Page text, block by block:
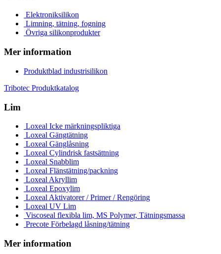
Elektroniksilikon
Limning, tätning, fogning
Övriga silikonprodukter
Mer information
Produktblad industrisilikon
Tribotec Produktkatalog
Lim
Loxeal Icke märkningspliktiga
Loxeal Gängtätning
Loxeal Gänglåsning
Loxeal Cylindrisk fastsättning
Loxeal Snabblim
Loxeal Flänstätning/packning
Loxeal Akryllim
Loxeal Epoxylim
Loxeal Aktivatorer / Primer / Rengöring
Loxeal UV Lim
Viscoseal flexibla lim, MS Polymer, Tätningsmassa
Precote Förbelagd låsning/tätning
Mer information